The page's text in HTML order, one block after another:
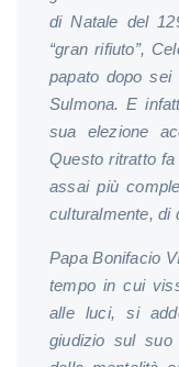
di Natale del
“gran rifiuto”,
papato dopo
Sulmona. E
sua elezione
Questo ritratto
assai più
culturalmente, di
Papa Bonifacio
tempo in cui
alle luci, si
giudizio sul